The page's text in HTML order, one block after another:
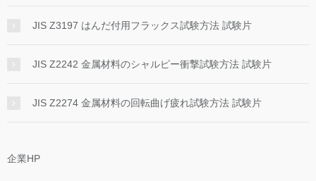
JIS Z3197 はんだ付用フラックス試験方法 試験片
JIS Z2242 金属材料のシャルピー衝撃試験方法 試験片
JIS Z2274 金属材料の回転曲げ疲れ試験方法 試験片
企業HP